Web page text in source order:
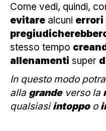
Come vedi, quindi,
evitare alcuni errori
stesso tempo
allenamenti super
In questo modo
alla grandeverso la
qualsiasiintoppoo